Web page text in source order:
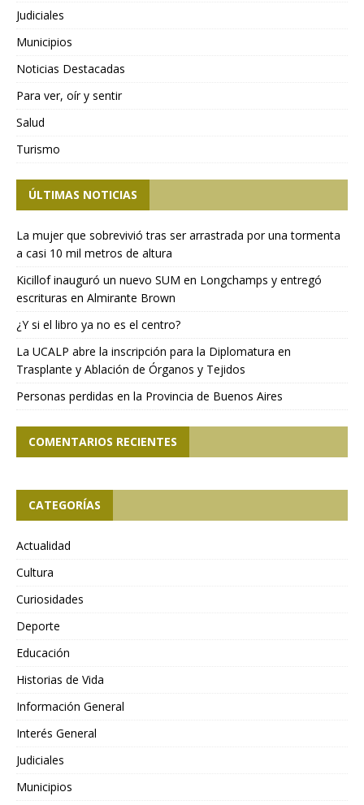
Judiciales
Municipios
Noticias Destacadas
Para ver, oír y sentir
Salud
Turismo
ÚLTIMAS NOTICIAS
La mujer que sobrevivió tras ser arrastrada por una tormenta
a casi 10 mil metros de altura
Kicillof inauguró un nuevo SUM en Longchamps y entregó
escrituras en Almirante Brown
¿Y si el libro ya no es el centro?
La UCALP abre la inscripción para la Diplomatura en
Trasplante y Ablación de Órganos y Tejidos
Personas perdidas en la Provincia de Buenos Aires
COMENTARIOS RECIENTES
CATEGORÍAS
Actualidad
Cultura
Curiosidades
Deporte
Educación
Historias de Vida
Información General
Interés General
Judiciales
Municipios